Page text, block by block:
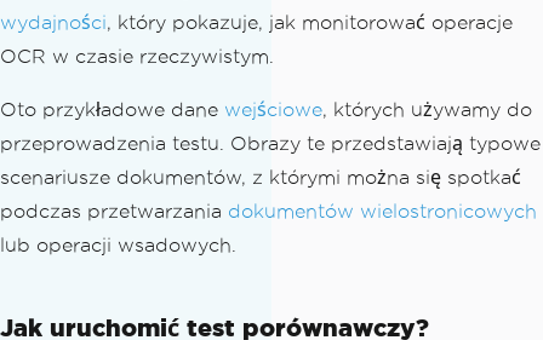
wydajności, który pokazuje, jak monitorować operacje
OCR w czasie rzeczywistym.
Oto przykładowe dane wejściowe, których używamy do
przeprowadzenia testu. Obrazy te przedstawiają typowe
scenariusze dokumentów, z którymi można się spotkać
podczas przetwarzania dokumentów wielostronicowych
lub operacji wsadowych.
Jak uruchomić test porównawczy?